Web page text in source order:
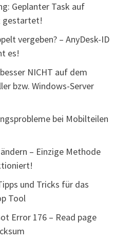
Geplanter Task auf
gestartet!
vergeben? – AnyDesk-ID
es!
NICHT auf dem
bzw. Windows-Server
bei Mobilteilen
– Einzige Methode
und Tricks für das
Tool
Error 176 – Read page